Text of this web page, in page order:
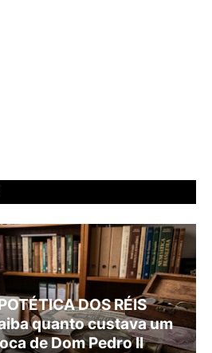
DOS RÉIS
quanto custava um
de Dom Pedro II